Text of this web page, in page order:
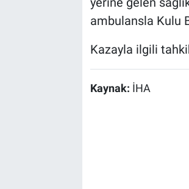
ambulansla Kulu
Kazayla ilgili
Kaynak: İHA